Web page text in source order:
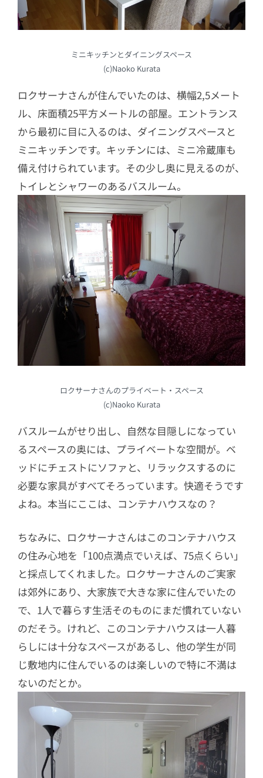
ミニキッチンとダイニングスペース
(c)Naoko Kurata
ロクサーナさんが住んでいたのは、横幅2,5メート
ル、床面積25平方メートルの部屋。エントランス
から最初に目に入るのは、ダイニングスペースと
ミニキッチンです。キッチンには、ミニ冷蔵庫も
備え付けられています。その少し奥に見えるのが、
トイレとシャワーのあるバスルーム。
ロクサーナさんのプライベート・スペース
(c)Naoko Kurata
バスルームがせり出し、自然な目隠しになってい
るスペースの奥には、プライベートな空間が。ベ
ッドにチェストにソファと、リラックスするのに
必要な家具がすべてそろっています。快適そうです
よね。本当にここは、コンテナハウスなの？
ちなみに、ロクサーナさんはこのコンテナハウス
の住み心地を「100点満点でいえば、75点くらい」
と採点してくれました。ロクサーナさんのご実家
は郊外にあり、大家族で大きな家に住んでいたの
で、1人で暮らす生活そのものにまだ慣れていない
のだそう。けれど、このコンテナハウスは一人暮
らしには十分なスペースがあるし、他の学生が同
じ敷地内に住んでいるのは楽しいので特に不満は
ないのだとか。